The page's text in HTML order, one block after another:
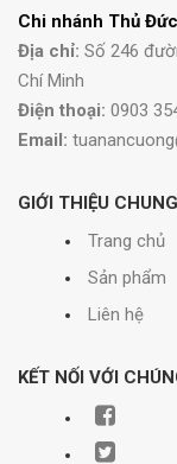
Chi nhánh Thủ
Địa chỉ: Số 246
Chí Minh
Điện thoại: 0903
Email:
GIỚI THIỆU CHUNG
Trang chủ
Sản phẩm
Liên hệ
KẾT NỐI VỚI